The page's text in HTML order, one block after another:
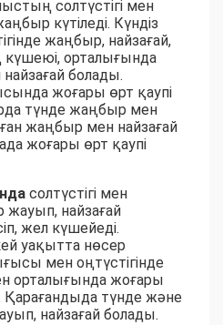
солтүстігі мен
күтіледі. Күндіз
жаңбыр, найзағай,
орталығында
болады.
жоғары өрт қаупі
түнде жаңбыр мен
жаңбыр мен найзағай
жоғары өрт қаупі
солтүстігі мен
найзағай
жел күшейеді.
уақытта нөсер
мен оңтүстігінде
орталығында жоғары
Қарағандыда түнде және
найзағай болады.